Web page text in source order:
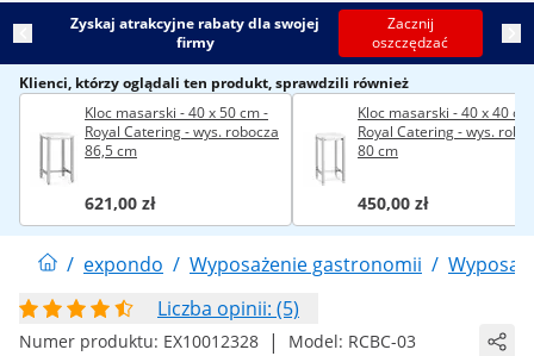
Zyskaj atrakcyjne rabaty dla swojej
firmy
Zacznij
oszczędzać
Klienci, którzy oglądali ten produkt, sprawdzili również
Kloc masarski - 40 x 50 cm -
Royal Catering - wys. robocza
86,5 cm
621,00 zł
Kloc masarski - 40 x 40
Royal Catering - wys.
80 cm
450,00 zł
/ expondo / Wyposażenie gastronomii /
Liczba opinii: (5)
Numer produktu: EX10012328 | Model: RCBC-03